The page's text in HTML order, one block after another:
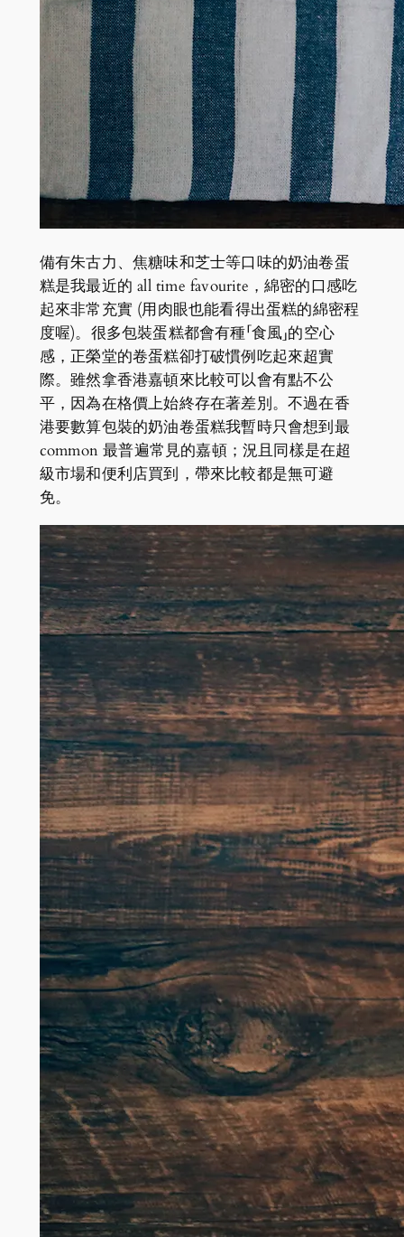
備有朱古力、焦糖味和芝士等口味的奶油卷蛋
糕是我最近的 all time favourite，綿密的口感吃
起來非常充實 (用肉眼也能看得出蛋糕的綿密程
度喔)。很多包裝蛋糕都會有種「食風」的空心
感，正榮堂的卷蛋糕卻打破慣例吃起來超實
際。雖然拿香港嘉頓來比較可以會有點不公
平，因為在格價上始終存在著差別。不過在香
港要數算包裝的奶油卷蛋糕我暫時只會想到最
common 最普遍常見的嘉頓；況且同樣是在超
級市場和便利店買到，帶來比較都是無可避
免。